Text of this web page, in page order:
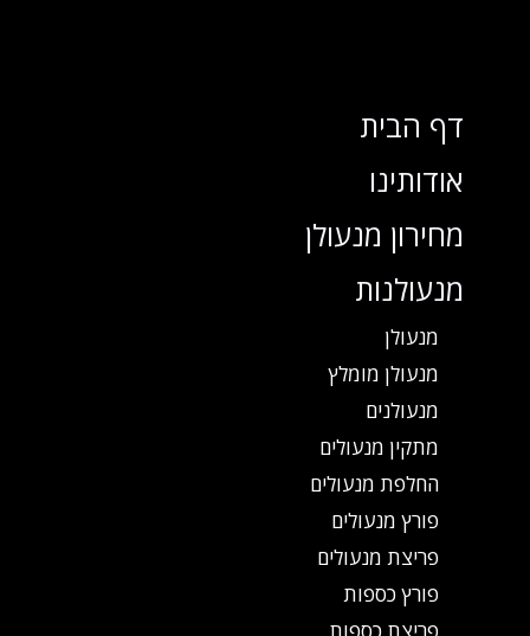
דף הבית
אודותינו
מחירון מנעולן
מנעולנות
מנעולן
מנעולן מומלץ
מנעולנים
מתקין מנעולים
החלפת מנעולים
פורץ מנעולים
פריצת מנעולים
פורץ כספות
פריצת כספות